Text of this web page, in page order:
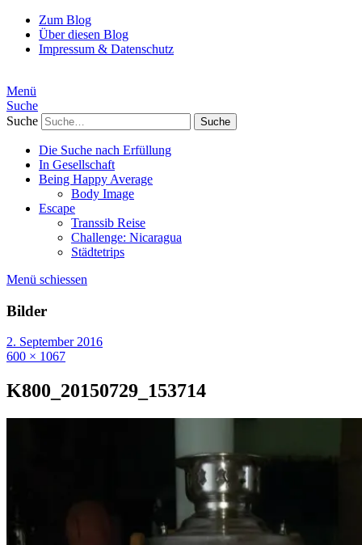
Zum Blog
Über diesen Blog
Impressum & Datenschutz
Menü
Suche
Suche
Die Suche nach Erfüllung
In Gesellschaft
Being Happy Average
Body Image
Escape
Transsib Reise
Challenge: Nicaragua
Städtetrips
Menü schiessen
Bilder
2. September 2016
600 × 1067
K800_20150729_153714